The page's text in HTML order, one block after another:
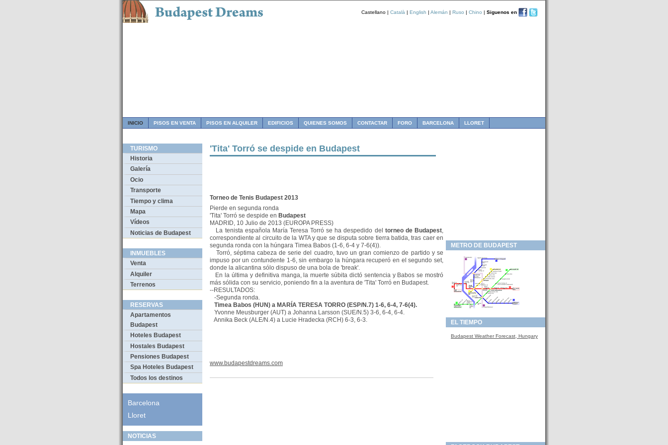
Castellano | Català | English | Alemán | Ruso | Chino | Siguenos en
INICIO PISOS EN VENTA PISOS EN ALQUILER EDIFICIOS QUIENES SOMOS CONTACTAR FORO BARCELONA LLORET
TURISMO
Historia
Galería
Ocio
Transporte
Tiempo y clima
Mapa
Vídeos
Noticias de Budapest
INMUEBLES
Venta
Alquiler
Terrenos
RESERVAS
Apartamentos
Budapest
Hoteles Budapest
Hostales Budapest
Pensiones Budapest
Spa Hoteles Budapest
Todos los destinos
Barcelona
Lloret
NOTICIAS
'Tita' Torró se despide en Budapest
Torneo de Tenis Budapest 2013
Pierde en segunda ronda
'Tita' Torró se despide en Budapest
MADRID, 10 Julio de 2013 (EUROPA PRESS)
La tenista española María Teresa Torró se ha despedido del torneo de Budapest,
correspondiente al circuito de la WTA y que se disputa sobre tierra batida, tras caer en
segunda ronda con la húngara Timea Babos (1-6, 6-4 y 7-6(4)).
Torró, séptima cabeza de serie del cuadro, tuvo un gran comienzo de partido y se
impuso por un contundente 1-6, sin embargo la húngara recuperó en el segundo set,
donde la alicantina sólo dispuso de una bola de 'break'.
En la última y definitiva manga, la muerte súbita dictó sentencia y Babos se mostró
más sólida con su servicio, poniendo fin a la aventura de 'Tita' Torró en Budapest.
--RESULTADOS:
-Segunda ronda.
Timea Babos (HUN) a MARÍA TERESA TORRO (ESP/N.7) 1-6, 6-4, 7-6(4).
Yvonne Meusburger (AUT) a Johanna Larsson (SUE/N.5) 3-6, 6-4, 6-4.
Annika Beck (ALE/N.4) a Lucie Hradecka (RCH) 6-3, 6-3.
www.budapestdreams.com
METRO DE BUDAPEST
EL TIEMPO
Budapest Weather Forecast, Hungary